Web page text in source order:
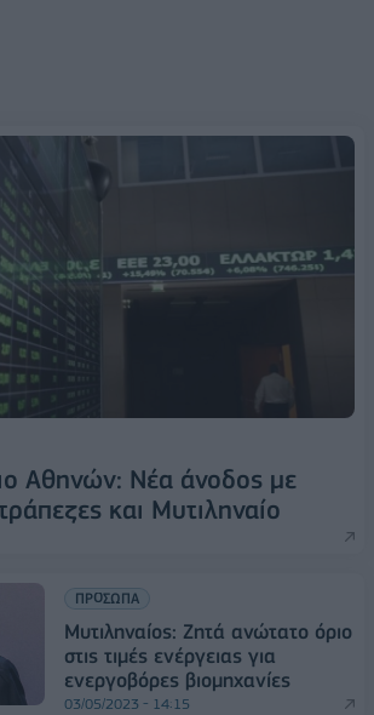
Αθηνών: Νέα άνοδος με
και Μυτιληναίο
ΠΡΟΣΩΠΑ
Μυτιληναίος: Ζητά ανώτατο όριο
στις τιμές ενέργειας για
ενεργοβόρες βιομηχανίες
03/05/2023 - 14:15